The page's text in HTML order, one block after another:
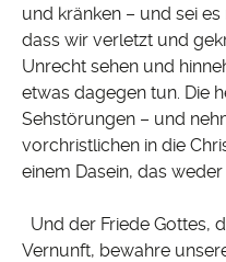
und kränken – und sei
dass wir verletzt und
Unrecht sehen und
etwas dagegen tun. Die
Sehstörungen – und
vorchristlichen in die
einem Dasein, das
Und der Friede Gottes,
Vernunft, bewahre